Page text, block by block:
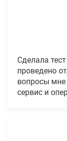
Сделала
проведено
вопросы мне
сервис и